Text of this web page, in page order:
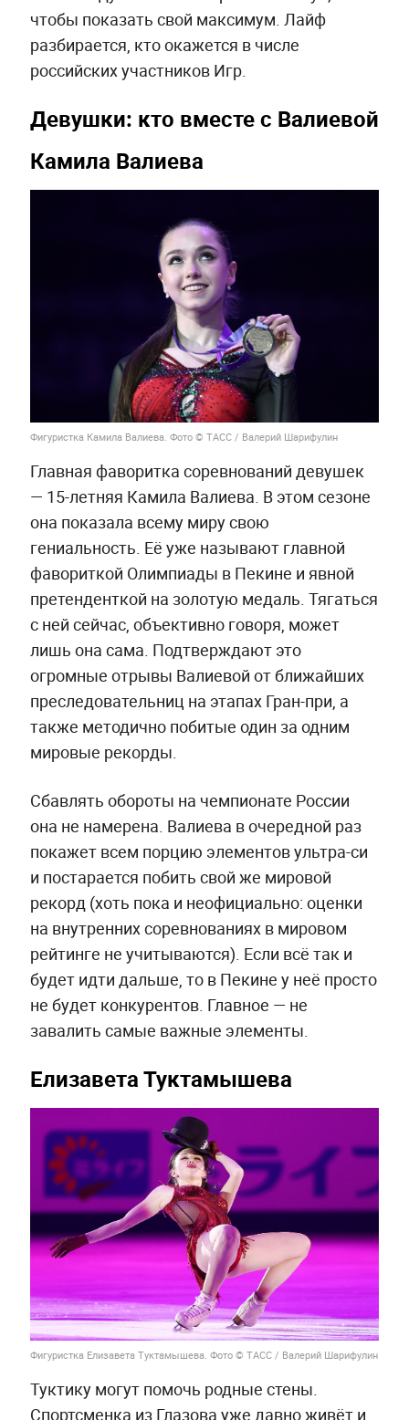
чтобы показать свой максимум. Лайф
разбирается, кто окажется в числе
российских участников Игр.
Девушки: кто вместе с Валиевой
Камила Валиева
Фигуристка Камила Валиева. Фото © ТАСС / Валерий Шарифулин
Главная фаворитка соревнований девушек
— 15-летняя Камила Валиева. В этом сезоне
она показала всему миру свою
гениальность. Её уже называют главной
фавориткой Олимпиады в Пекине и явной
претенденткой на золотую медаль. Тягаться
с ней сейчас, объективно говоря, может
лишь она сама. Подтверждают это
огромные отрывы Валиевой от ближайших
преследовательниц на этапах Гран-при, а
также методично побитые один за одним
мировые рекорды.
Сбавлять обороты на чемпионате России
она не намерена. Валиева в очередной раз
покажет всем порцию элементов ультра-си
и постарается побить свой же мировой
рекорд (хоть пока и неофициально: оценки
на внутренних соревнованиях в мировом
рейтинге не учитываются). Если всё так и
будет идти дальше, то в Пекине у неё просто
не будет конкурентов. Главное — не
завалить самые важные элементы.
Елизавета Туктамышева
Фигуристка Елизавета Туктамышева. Фото © ТАСС / Валерий Шарифулин
Туктику могут помочь родные стены.
Спортсменка из Глазова уже давно живёт и